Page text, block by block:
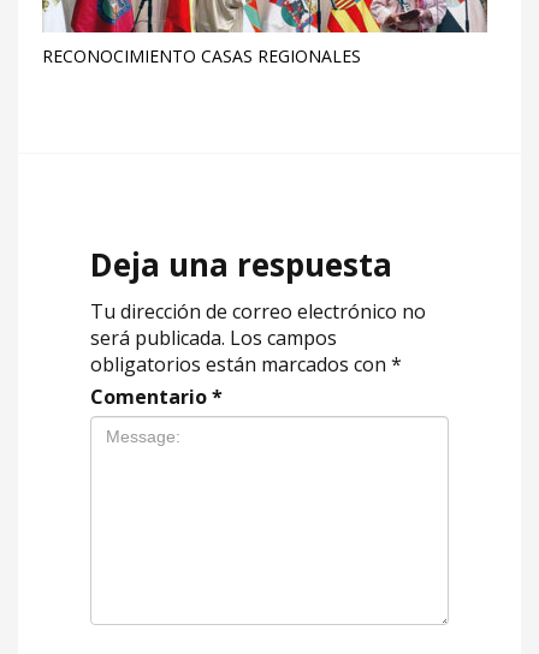
RECONOCIMIENTO CASAS REGIONALES
Deja una respuesta
Tu dirección de correo electrónico no
será publicada. Los campos
obligatorios están marcados con *
Comentario*